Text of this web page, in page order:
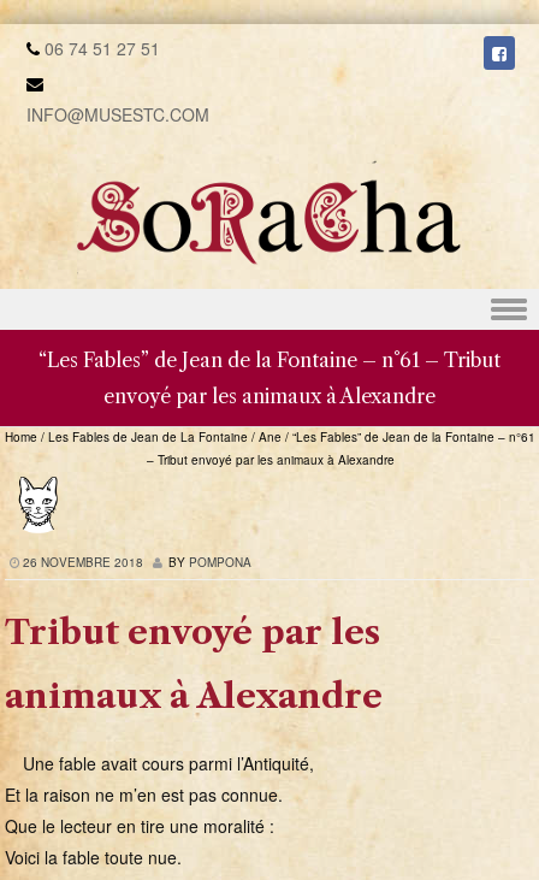
06 74 51 27 51
INFO@MUSESTC.COM
Skip to content
“Les Fables” de Jean de la Fontaine – n°61 – Tribut
envoyé par les animaux à Alexandre
Home /Les Fables de Jean de La Fontaine /Ane /“Les Fables” de Jean de la Fontaine – n°61
– Tribut envoyé par les animaux à Alexandre
26 NOVEMBRE 2018 BY POMPONA
Tribut envoyé par les
animaux à Alexandre
Une fable avait cours parmi l’Antiquité,
Et la raison ne m’en est pas connue.
Que le lecteur en tire une moralité :
Voici la fable toute nue.